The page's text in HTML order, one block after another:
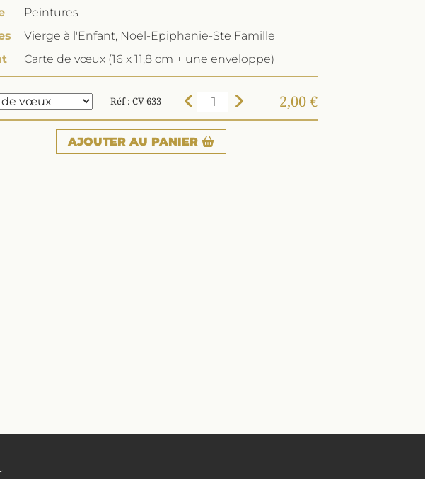
Peintures
Vierge à l'Enfant, Noël-Epiphanie-Ste Famille
Carte de vœux (16 x 11,8 cm + une enveloppe)
Réf : CV 633 2,00 €
AJOUTER AU PANIER